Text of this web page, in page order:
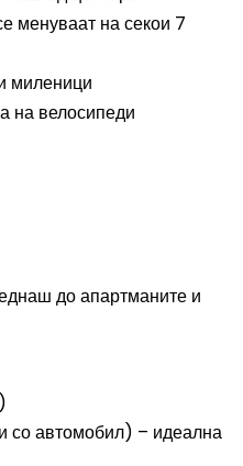
менуваат на секои 7
миленици
на велосипеди
до апартманите и
со автомобил) – идеална